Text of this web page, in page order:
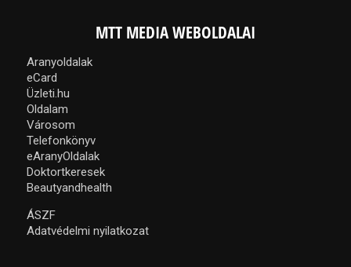
MTT MEDIA WEBOLDALAI
Aranyoldalak
eCard
Üzleti.hu
Oldalam
Városom
Telefonkönyv
eAranyOldalak
Doktortkeresek
Beautyandhealth
ÁSZF
Adatvédelmi nyilatkozat